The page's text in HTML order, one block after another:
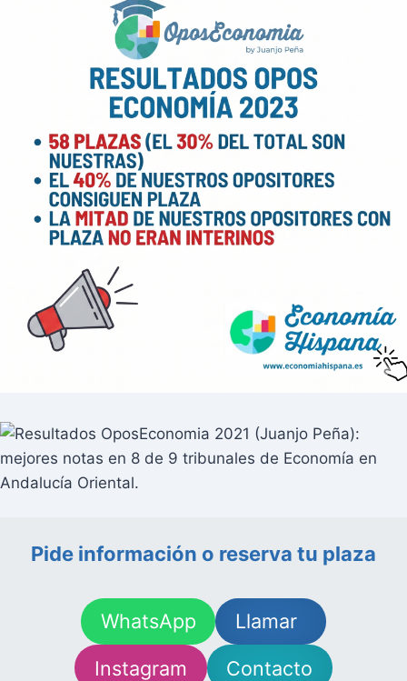
Pide información o reserva tu plaza
WhatsApp
Llamar
Instagram
Contacto